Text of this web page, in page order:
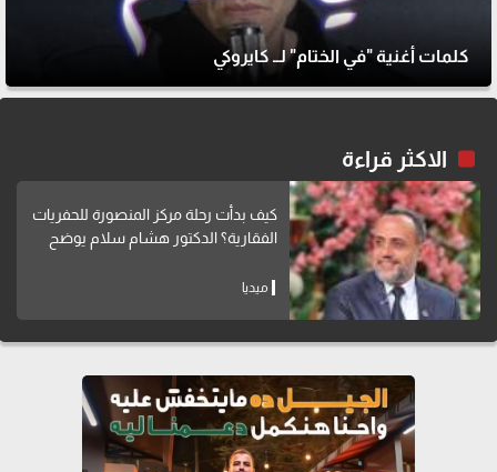
كلمات أغنية "في الختام" لــ كايروكي
الاكثر قراءة
كيف بدأت رحلة مركز المنصورة للحفريات
الفقارية؟ الدكتور هشام سلام يوضح
ميديا